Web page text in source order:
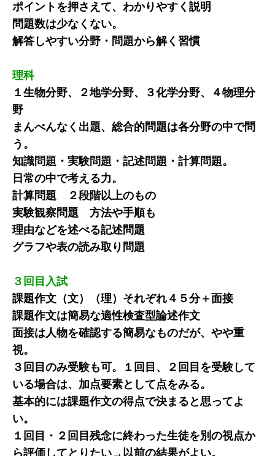
ポイントを押さえて、わかりやすく説明
問題数は少なくない。
解答しやすい分野・問題から解く習慣
理科
１生物分野、２地学分野、３化学分野、４物理分
野
まんべんなく出題、総合的問題は各分野の中で問
う。
知識問題・実験問題・記述問題・計算問題。
日常の中で考える力。
計算問題 ２段階以上のもの
実験観察問題 方法や手順も
理由などを述べる記述問題
グラフや表の読み取り問題
３回目入試
課題作文（文）（理）それぞれ４５分＋面接
課題作文は簡易な適性検査型論述作文
面接は人物を確認する簡易なものだが、やや重
視。
３回目のみ受験も可。１回目、２回目を受験して
いる場合は、加点要素として点をみる。
基本的には課題作文の得点で決まると思ってよ
い。
１回目・２回目残念に終わった生徒を別の視点か
ら評価してとりたい→以前の結果がよい。